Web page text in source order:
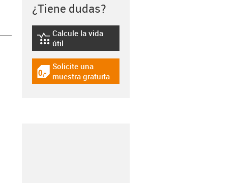
¿Tiene dudas?
igus-icon-lebensdauerrechner
Calcule la vida
útil
igus-icon-gratismuster
Solicite una
muestra gratuita